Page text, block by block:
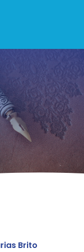
Brito